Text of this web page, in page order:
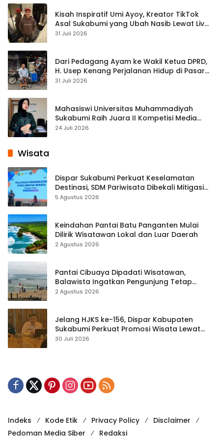
Kisah Inspiratif Umi Ayoy, Kreator TikTok
Asal Sukabumi yang Ubah Nasib Lewat Live
Streaming
31 Juli 2026
Dari Pedagang Ayam ke Wakil Ketua DPRD,
H. Usep Kenang Perjalanan Hidup di Pasar
Cisaat
31 Juli 2026
Mahasiswi Universitas Muhammadiyah
Sukabumi Raih Juara II Kompetisi Media
Pembelajaran Digital Tingkat Internasional
24 Juli 2026
Wisata
Dispar Sukabumi Perkuat Keselamatan
Destinasi, SDM Pariwisata Dibekali Mitigasi
hingga Teknik Evakuasi
5 Agustus 2026
Keindahan Pantai Batu Panganten Mulai
Dilirik Wisatawan Lokal dan Luar Daerah
2 Agustus 2026
Pantai Cibuaya Dipadati Wisatawan,
Balawista Ingatkan Pengunjung Tetap
Waspada
2 Agustus 2026
Jelang HJKS ke-156, Dispar Kabupaten
Sukabumi Perkuat Promosi Wisata Lewat
Publikasi Digital
30 Juli 2026
Indeks Kode Etik Privacy Policy
Disclaimer
Pedoman Media Siber
Redaksi